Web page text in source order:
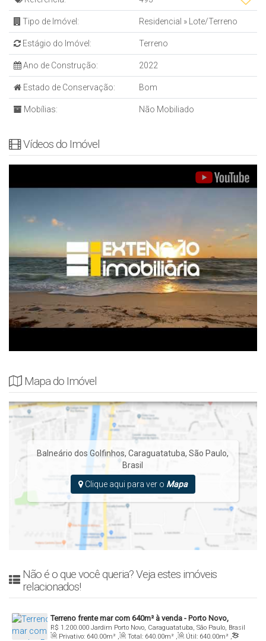
Tipo de Imóvel: Residencial » Lote/Terreno
Estágio do Imóvel: Terreno
Ano de Construção: 2022
Estado de Conservação: Bom
Mobílias: Não Mobiliado
Vídeos do Imóvel
Mapa do Imóvel
Balneário dos Golfinhos,Caraguatatuba,São Paulo,
Brasil
Clique aqui para ver o Mapa
Não é o que você queria? Veja estes imóveis
relacionados!
Terreno frente mar com 640m² à venda - Porto Novo,
Caraguatatuba/SP
R$ 1.200.000 Jardim Porto Novo, Caraguatatuba, São Paulo, Brasil
Privativo: 640.00m² , Total: 640.00m² , Útil: 640.00m² ,